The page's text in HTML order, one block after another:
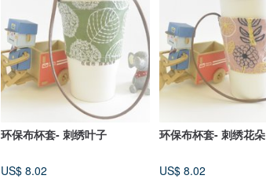
环保布杯套- 刺绣叶子
US$ 8.02
环保布杯套- 刺绣花朵
US$ 8.02